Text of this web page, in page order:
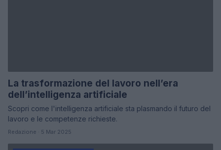
La trasformazione del lavoro nell’era
dell’intelligenza artificiale
Scopri come l'intelligenza artificiale sta plasmando il futuro del
lavoro e le competenze richieste.
Redazione · 5 Mar 2025